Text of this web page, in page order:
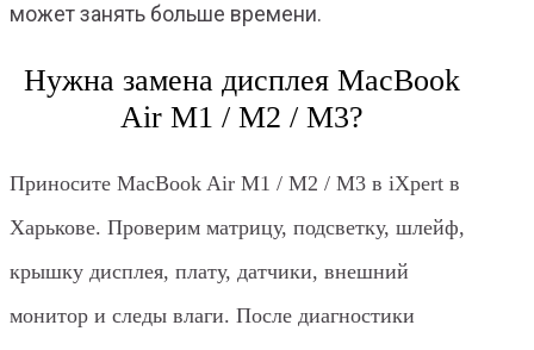
может занять больше времени.
Нужна замена дисплея MacBook
Air M1 / M2 / M3?
Приносите MacBook Air M1 / M2 / M3 в iXpert в
Харькове. Проверим матрицу, подсветку, шлейф,
крышку дисплея, плату, датчики, внешний
монитор и следы влаги. После диагностики